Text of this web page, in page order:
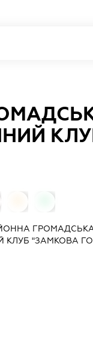
ГРОМАДСЬКА
КЛУБ "ЗАМКОВА